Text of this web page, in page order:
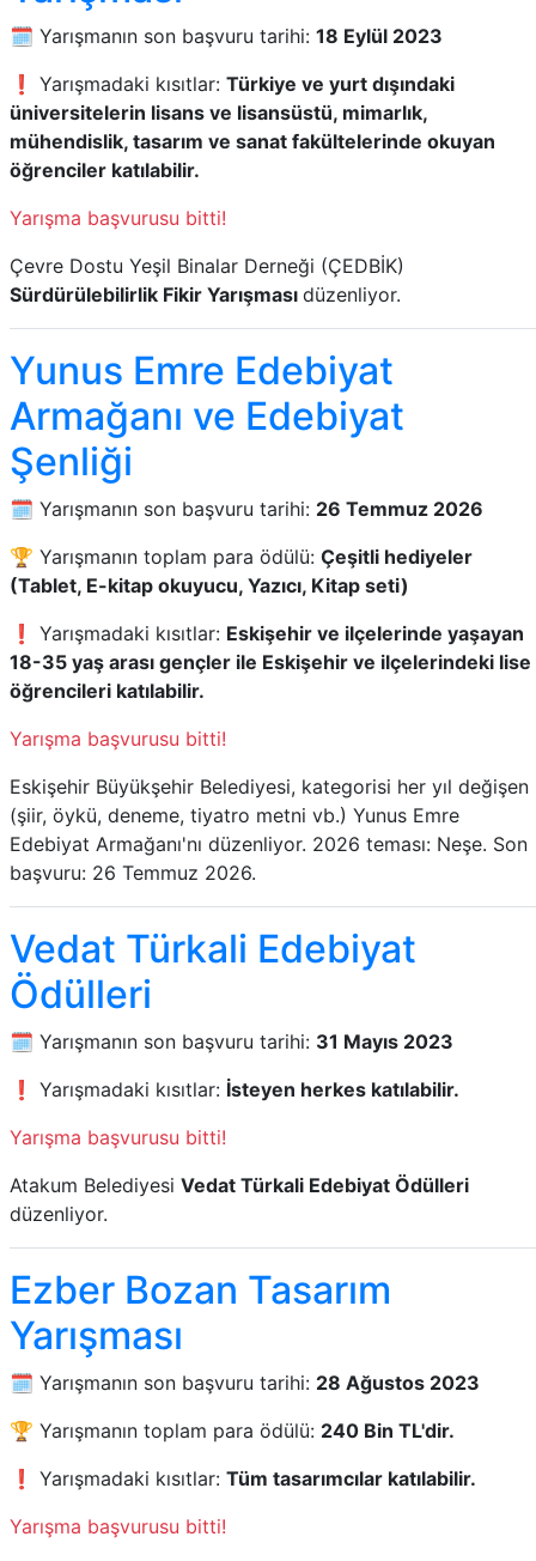
🗓️ Yarışmanın son başvuru tarihi: 18 Eylül 2023
❗ Yarışmadaki kısıtlar: Türkiye ve yurt dışındaki
üniversitelerin lisans ve lisansüstü, mimarlık,
mühendislik, tasarım ve sanat fakültelerinde okuyan
öğrenciler katılabilir.
Yarışma başvurusu bitti!
Çevre Dostu Yeşil Binalar Derneği (ÇEDBİK)
Sürdürülebilirlik Fikir Yarışması düzenliyor.
Yunus Emre Edebiyat
Armağanı ve Edebiyat
Şenliği
🗓️ Yarışmanın son başvuru tarihi: 26 Temmuz 2026
🏆 Yarışmanın toplam para ödülü: Çeşitli hediyeler
(Tablet, E-kitap okuyucu, Yazıcı, Kitap seti)
❗ Yarışmadaki kısıtlar: Eskişehir ve ilçelerinde yaşayan
18-35 yaş arası gençler ile Eskişehir ve ilçelerindeki lise
öğrencileri katılabilir.
Yarışma başvurusu bitti!
Eskişehir Büyükşehir Belediyesi, kategorisi her yıl değişen
(şiir, öykü, deneme, tiyatro metni vb.) Yunus Emre
Edebiyat Armağanı'nı düzenliyor. 2026 teması: Neşe. Son
başvuru: 26 Temmuz 2026.
Vedat Türkali Edebiyat
Ödülleri
🗓️ Yarışmanın son başvuru tarihi: 31 Mayıs 2023
❗ Yarışmadaki kısıtlar: İsteyen herkes katılabilir.
Yarışma başvurusu bitti!
Atakum Belediyesi Vedat Türkali Edebiyat Ödülleri
düzenliyor.
Ezber Bozan Tasarım
Yarışması
🗓️ Yarışmanın son başvuru tarihi: 28 Ağustos 2023
🏆 Yarışmanın toplam para ödülü: 240 Bin TL'dir.
❗ Yarışmadaki kısıtlar: Tüm tasarımcılar katılabilir.
Yarışma başvurusu bitti!